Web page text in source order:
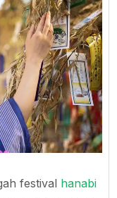
festival hanabi